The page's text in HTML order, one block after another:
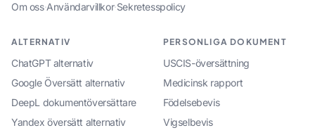
Om oss·Användarvillkor·Sekretesspolicy
ALTERNATIV
ChatGPT alternativ
Google Översätt alternativ
DeepL dokumentöversättare
Yandex översätt alternativ
PERSONLIGA DOKUMENT
USCIS-översättning
Medicinsk rapport
Födelsebevis
Vigselbevis